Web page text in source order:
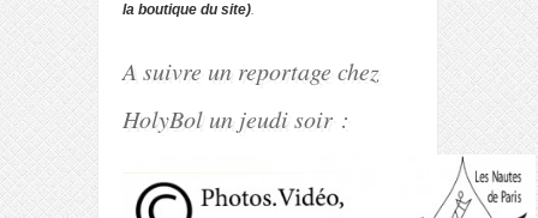
la boutique du site).
A suivre un reportage chez
HolyBol un jeudi soir :